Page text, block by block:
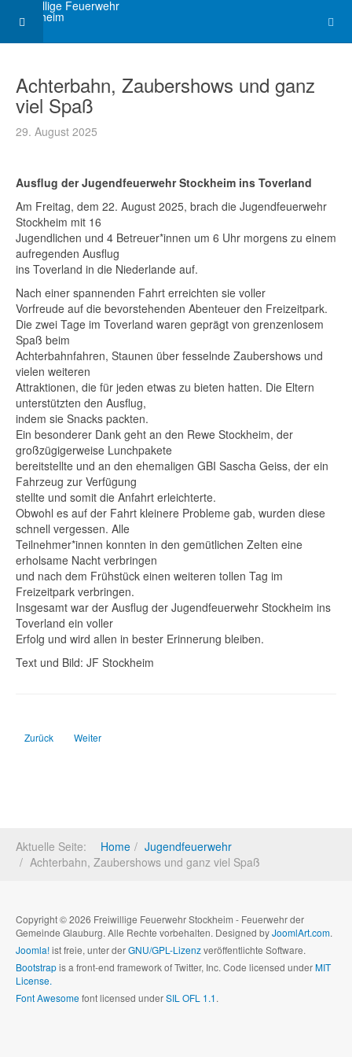
Achterbahn, Zaubershows und ganz
viel Spaß
29. August 2025
Ausflug der Jugendfeuerwehr Stockheim ins Toverland
Am Freitag, dem 22. August 2025, brach die Jugendfeuerwehr
Stockheim mit 16
Jugendlichen und 4 Betreuer*innen um 6 Uhr morgens zu einem
aufregenden Ausflug
ins Toverland in die Niederlande auf.
Nach einer spannenden Fahrt erreichten sie voller
Vorfreude auf die bevorstehenden Abenteuer den Freizeitpark.
Die zwei Tage im Toverland waren geprägt von grenzenlosem
Spaß beim
Achterbahnfahren, Staunen über fesselnde Zaubershows und
vielen weiteren
Attraktionen, die für jeden etwas zu bieten hatten. Die Eltern
unterstützten den Ausflug,
indem sie Snacks packten.
Ein besonderer Dank geht an den Rewe Stockheim, der
großzügigerweise Lunchpakete
bereitstellte und an den ehemaligen GBI Sascha Geiss, der ein
Fahrzeug zur Verfügung
stellte und somit die Anfahrt erleichterte.
Obwohl es auf der Fahrt kleinere Probleme gab, wurden diese
schnell vergessen. Alle
Teilnehmer*innen konnten in den gemütlichen Zelten eine
erholsame Nacht verbringen
und nach dem Frühstück einen weiteren tollen Tag im
Freizeitpark verbringen.
Insgesamt war der Ausflug der Jugendfeuerwehr Stockheim ins
Toverland ein voller
Erfolg und wird allen in bester Erinnerung bleiben.
Text und Bild: JF Stockheim
Vorheriger Beitrag: 24 Stunden voller Adrenalin und Herausforderung
Zurück Nächster Beitrag: Kreiszeltlager mal weiter weg
Weiter
Aktuelle Seite: Home
Jugendfeuerwehr
Achterbahn, Zaubershows und ganz viel Spaß
Copyright © 2026 Freiwillige Feuerwehr Stockheim - Feuerwehr der
Gemeinde Glauburg. Alle Rechte vorbehalten. Designed byJoomlArt.com.
Joomla!ist freie, unter derGNU/GPL-Lizenzveröffentlichte Software.
Bootstrapis a front-end framework of Twitter, Inc. Code licensed underMIT
License.
Font Awesomefont licensed underSIL OFL 1.1.